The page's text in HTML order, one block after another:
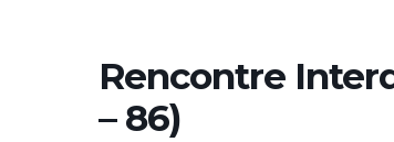
Rencontre
– 86)